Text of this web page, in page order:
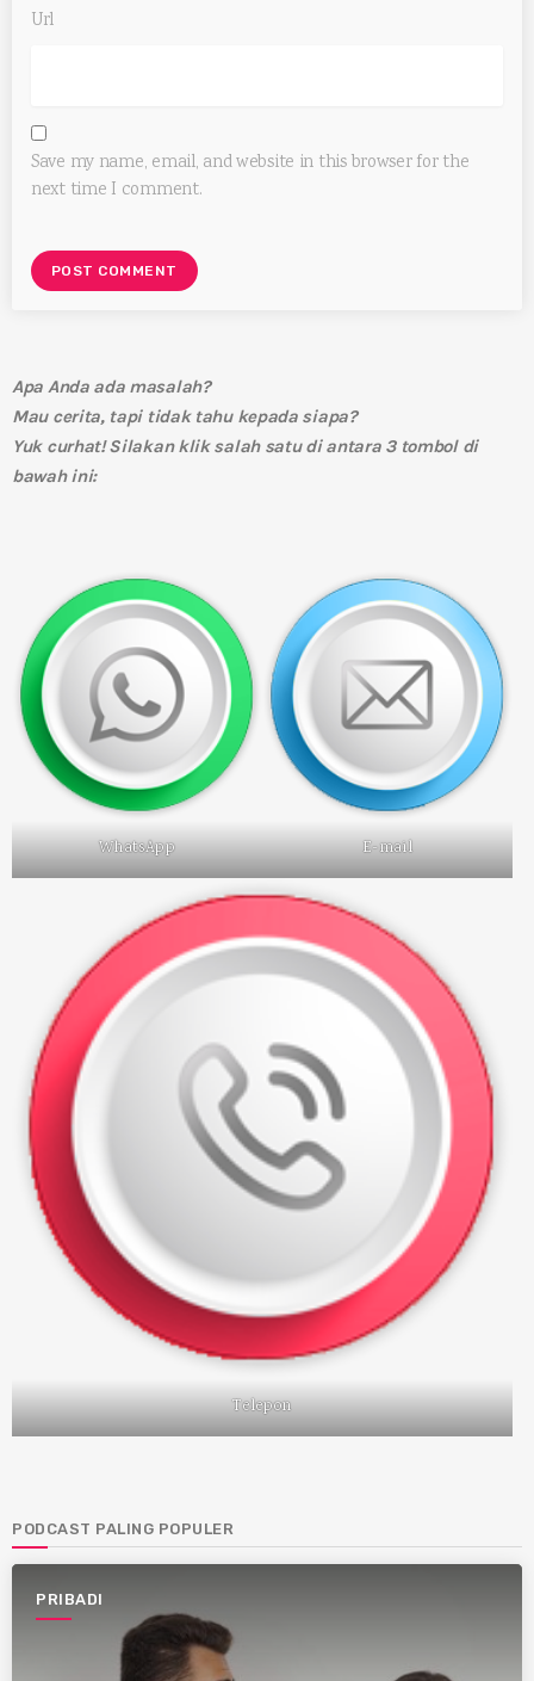
Url
Save my name, email, and website in this browser for the
next time I comment.
Apa Anda ada masalah?
Mau cerita, tapi tidak tahu kepada siapa?
Yuk curhat! Silakan klik salah satu di antara 3 tombol di
bawah ini:
WhatsApp E-mail
Telepon
PODCAST PALING POPULER
PRIBADI